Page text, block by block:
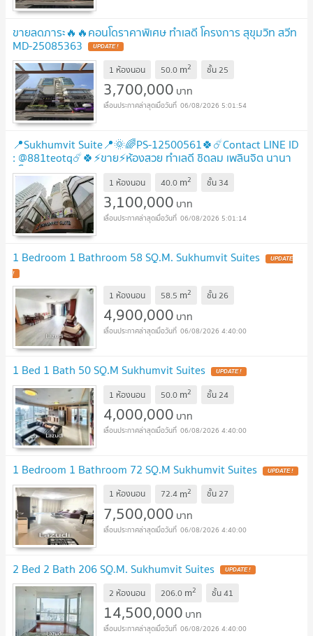
ขายลดภาระ🔥🔥คอนโดราคาพิเศษ ทำเลดี โครงการ สุขุมวิท สวีท
MD-25085363 UPDATE !
1 ห้องนอน 50.0 m2 ชั้น25
3,700,000 บาท
06/08/2026 5:01:54
📍Sukhumvit Suite📍🌞🌈PS-12500561🍀☄️Contact LINE ID
: @881teotq☄️🍀⚡ขาย⚡ห้องสวย ทำเลดี ชิดลม เพลินจิต นานา
อโศก สุขุมวิท🚅BTS นานา
1 ห้องนอน 40.0 m2 ชั้น 34
3,100,000 บาท
06/08/2026 5:01:14
1 Bedroom 1 Bathroom 58 SQ.M. Sukhumvit Suites UPDATE
!
1 ห้องนอน 58.5 m2 ชั้น26
4,900,000 บาท
06/08/2026 4:40:00
1 Bed 1 Bath 50 SQ.M Sukhumvit Suites UPDATE !
1 ห้องนอน 50.0 m2 ชั้น24
4,000,000 บาท
06/08/2026 4:40:00
1 Bedroom 1 Bathroom 72 SQ.M Sukhumvit Suites UPDATE !
1 ห้องนอน 72.4 m2 ชั้น27
7,500,000 บาท
06/08/2026 4:40:00
2 Bed 2 Bath 206 SQ.M. Sukhumvit Suites UPDATE !
2 ห้องนอน 206.0 m2 ชั้น41
14,500,000 บาท
06/08/2026 4:40:00